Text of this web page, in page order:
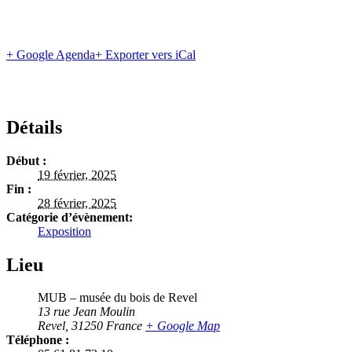
+ Google Agenda+ Exporter vers iCal
Détails
Début :
19 février, 2025
Fin :
28 février, 2025
Catégorie d’évènement:
Exposition
Lieu
MUB – musée du bois de Revel
13 rue Jean Moulin
Revel, 31250 France + Google Map
Téléphone :